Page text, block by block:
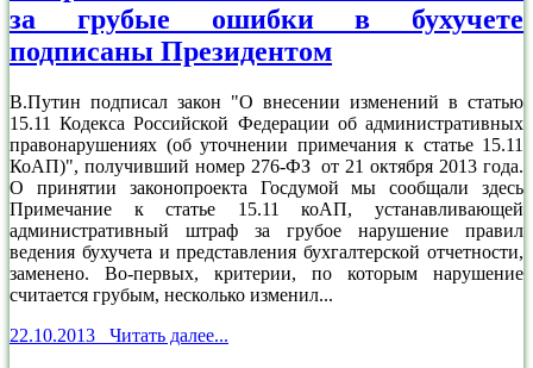
за грубые ошибки в бухучете
подписаны Президентом
В.Путин подписал закон "О внесении изменений в статью
15.11 Кодекса Российской Федерации об административных
правонарушениях (об уточнении примечания к статье 15.11
КоАП)", получивший номер 276-ФЗ от 21 октября 2013 года.
О принятии законопроекта Госдумой мы сообщали здесь
Примечание к статье 15.11 коАП, устанавливающей
административный штраф за грубое нарушение правил
ведения бухучета и представления бухгалтерской отчетности,
заменено. Во-первых, критерии, по которым нарушение
считается грубым, несколько изменил...
22.10.2013 Читать далее...